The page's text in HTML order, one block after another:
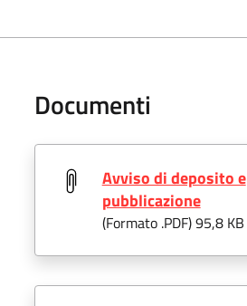
Documenti
Avviso di deposito e
pubblicazione
(Formato .PDF) 95,8 KB